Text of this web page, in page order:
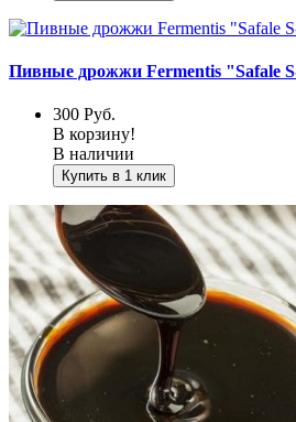
Пивные дрожжи Fermentis "Safale
300 Руб.
В корзину!
В наличии
Купить в 1 клик